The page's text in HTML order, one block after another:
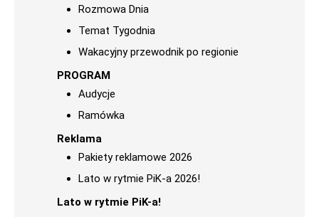
Rozmowa Dnia
Temat Tygodnia
Wakacyjny przewodnik po regionie
PROGRAM
Audycje
Ramówka
Reklama
Pakiety reklamowe 2026
Lato w rytmie PiK-a 2026!
Lato w rytmie PiK-a!